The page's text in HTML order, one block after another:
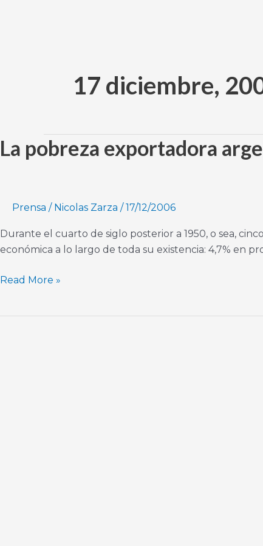
17 diciembre,
La pobreza exportadora
Prensa / Nicolas Zarza /17/12/2006
Durante el cuarto de siglo posterior a 1950, o sea,
económica a lo largo de toda su existencia: 4,7% en
La
pobreza
Read More »